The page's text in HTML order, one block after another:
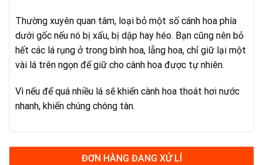
Thường xuyên quan tâm, loại bỏ một số cánh hoa phía
dưới gốc nếu nó bị xấu, bị dập hay héo. Bạn cũng nên bỏ
hết các lá rụng ở trong bình hoa, lẵng hoa, chỉ giữ lại một
vài lá trên ngọn để giữ cho cành hoa được tự nhiên.
Vì nếu để quá nhiều lá sẽ khiến cành hoa thoát hơi nước
nhanh, khiến chúng chóng tàn.
ĐƠN HÀNG ĐANG XỬ LÍ